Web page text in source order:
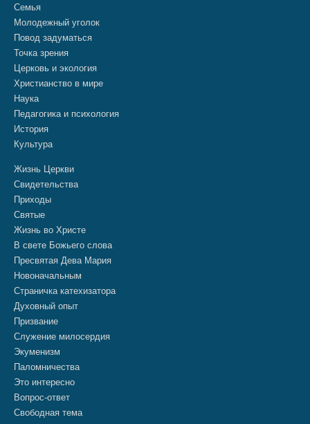
Семья
Молодежный уголок
Повод задуматься
Точка зрения
Церковь и экология
Христианство в мире
Наука
Педагогика и психология
История
Культура
Жизнь Церкви
Свидетельства
Приходы
Святые
Жизнь во Христе
В свете Божьего слова
Пресвятая Дева Мария
Новоначальным
Страничка катехизатора
Духовный опыт
Призвание
Служение милосердия
Экуменизм
Паломничества
Это интересно
Вопрос-ответ
Свободная тема